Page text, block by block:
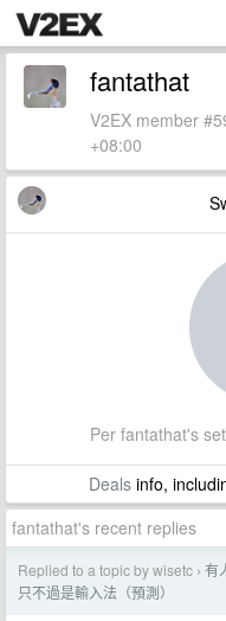
fantathat
V2EX member
+08:00
Per fantathat's
Dealsinfo,
fantathat's recent replies
Replied to a topic by wisetc › 有
只不過是輸入法（預測）